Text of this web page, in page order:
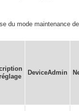
du mode maintenance
DeviceAdmin